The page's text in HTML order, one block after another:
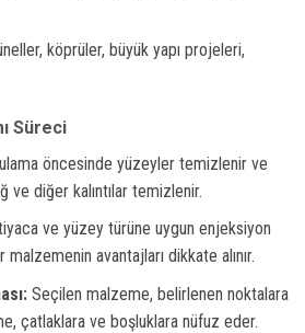
köprüler, büyük yapı projeleri,
Süreci
öncesinde yüzeyler temizlenir ve
ve diğer kalıntılar temizlenir.
ve yüzey türüne uygun enjeksiyon
avantajları dikkate alınır.
Seçilen malzeme, belirlenen noktalara
çatlaklara ve boşluklara nüfuz eder.